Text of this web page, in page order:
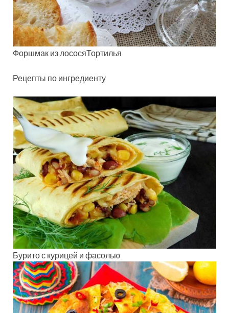
Форшмак из лососяТортилья
Рецепты по ингредиенту
Бурито с курицей и фасолью